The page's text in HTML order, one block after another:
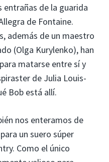
entrañas de la guarida
de Fontaine.
además de un maestro
(Olga Kurylenko), han
matarse entre sí y
de Julia Louis-
Bob está allí.
nos enteramos de
un suero súper
Como el único